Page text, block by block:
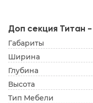
Доп секция Титан
Габариты
Ширина
Глубина
Высота
Тип Мебели